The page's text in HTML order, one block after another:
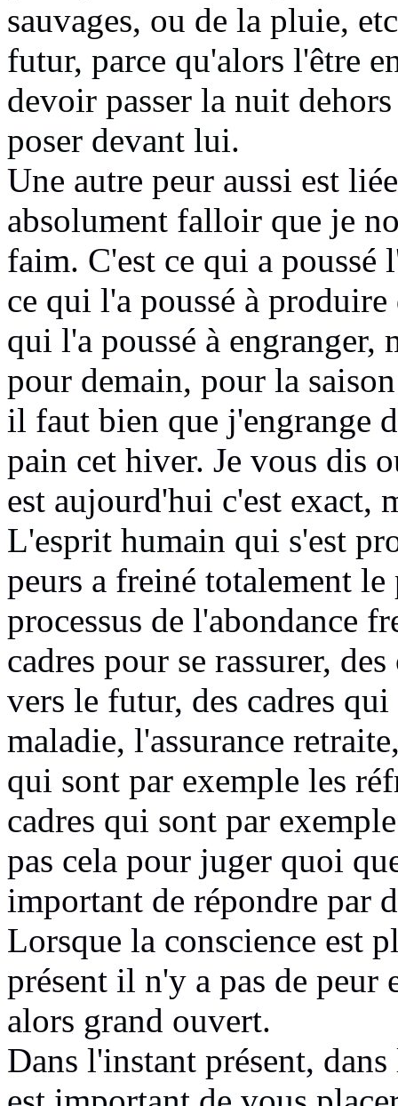
sauvages, ou de la pluie,
futur, parce qu'alors l'être
devoir passer la nuit
poser devant lui.
Une autre peur aussi est
absolument falloir que je
faim. C'est ce qui a poussé
ce qui l'a poussé à produire
qui l'a poussé à engranger,
pour demain, pour la
il faut bien que j'engrange
pain cet hiver. Je vous dis
est aujourd'hui c'est exact,
L'esprit humain qui s'est
peurs a freiné totalement le
processus de l'abondance
cadres pour se rassurer,
vers le futur, des cadres
maladie, l'assurance
qui sont par exemple les
cadres qui sont par
pas cela pour juger quoi
important de répondre par
Lorsque la conscience est
présent il n'y a pas de peur
alors grand ouvert.
Dans l'instant présent,